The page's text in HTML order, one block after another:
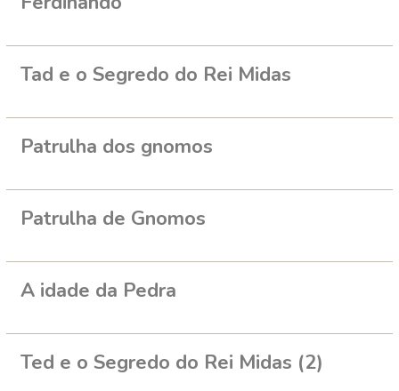
Tad e o Segredo do Rei Midas
Patrulha dos gnomos
Patrulha de Gnomos
A idade da Pedra
Ted e o Segredo do Rei Midas (2)